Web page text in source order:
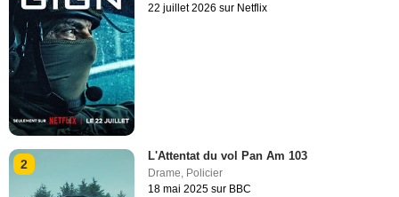
22 juillet 2026 sur Netflix
2
L'Attentat du vol Pan Am 103
Drame Policier
18 mai 2025 sur BBC